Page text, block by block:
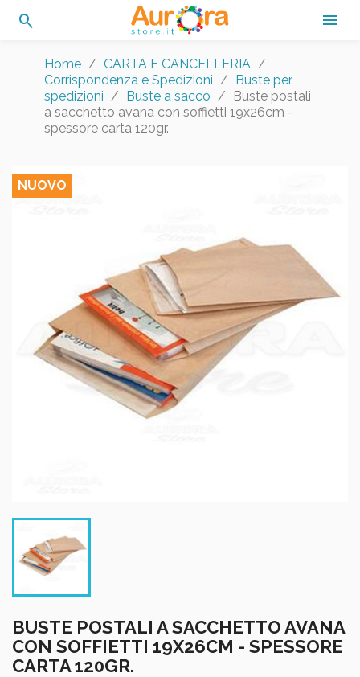
search 
Home
CARTA E CANCELLERIA
Corrispondenza e Spedizioni
Buste per
spedizioni
Buste a sacco
Buste postali
a sacchetto avana con soffietti 19x26cm -
spessore carta 120gr.
NUOVO
BUSTE POSTALI A SACCHETTO AVANA
CON SOFFIETTI 19X26CM - SPESSORE
CARTA 120GR.